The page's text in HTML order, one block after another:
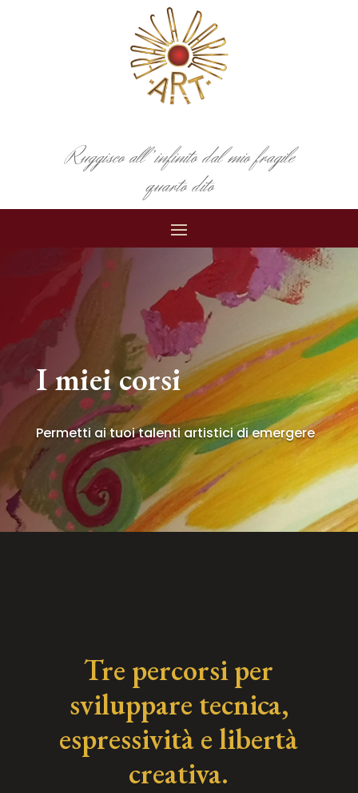
Ruggisco all’infinito dal mio fragile
quarto dito
I miei corsi
Permetti ai tuoi talenti artistici di emergere
Tre percorsi per
sviluppare tecnica,
espressività e libertà
creativa.